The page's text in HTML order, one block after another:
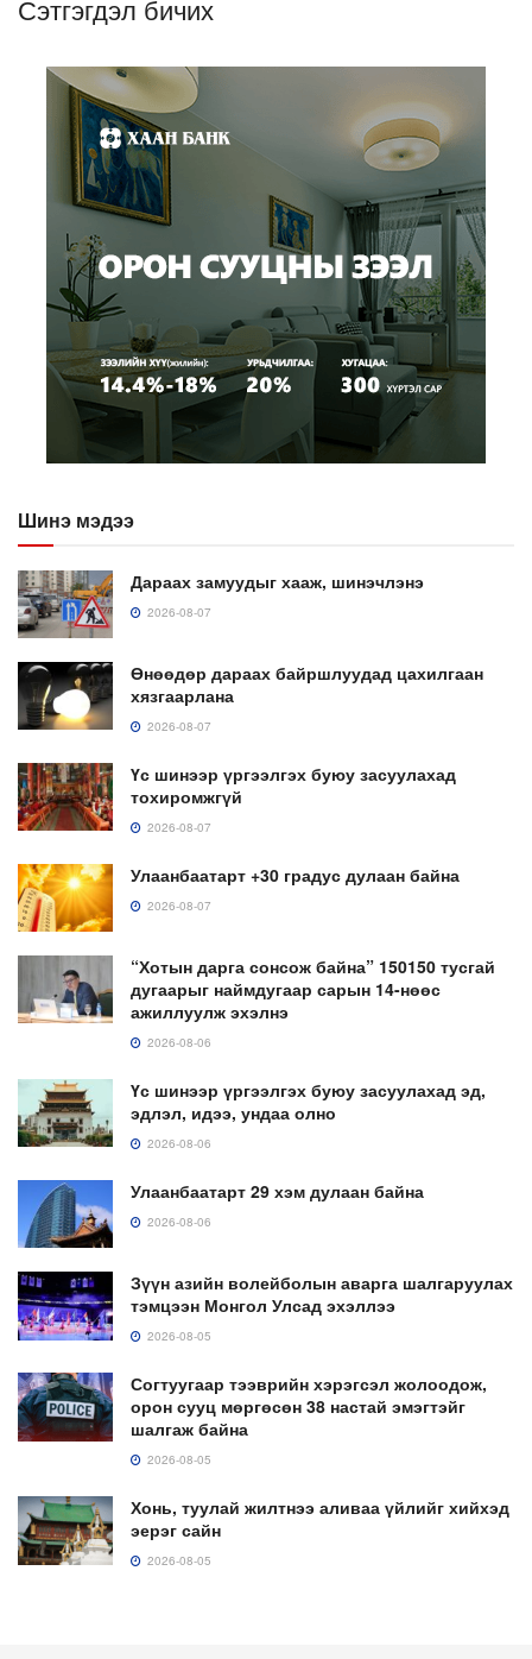
Сэтгэгдэл бичих
Шинэ мэдээ
Дараах замуудыг хааж, шинэчлэнэ
2026-08-07
Өнөөдөр дараах байршлуудад цахилгаан
хязгаарлана
2026-08-07
Үс шинээр үргээлгэх буюу засуулахад
тохиромжгүй
2026-08-07
Улаанбаатарт +30 градус дулаан байна
2026-08-07
“Хотын дарга сонсож байна” 150150 тусгай
дугаарыг наймдугаар сарын 14-нөөс
ажиллуулж эхэлнэ
2026-08-06
Үс шинээр үргээлгэх буюу засуулахад эд,
эдлэл, идээ, ундаа олно
2026-08-06
Улаанбаатарт 29 хэм дулаан байна
2026-08-06
Зүүн азийн волейболын аварга шалгаруулах
тэмцээн Монгол Улсад эхэллээ
2026-08-05
Согтуугаар тээврийн хэрэгсэл жолоодож,
орон сууц мөргөсөн 38 настай эмэгтэйг
шалгаж байна
2026-08-05
Хонь, туулай жилтнээ аливаа үйлийг хийхэд
эерэг сайн
2026-08-05